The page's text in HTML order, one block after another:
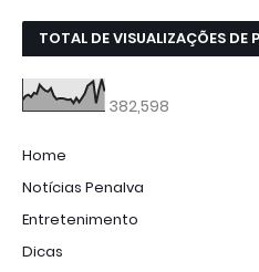
TOTAL DE VISUALIZAÇÕES DE
382,598
Home
Notícias Penalva
Entretenimento
Dicas